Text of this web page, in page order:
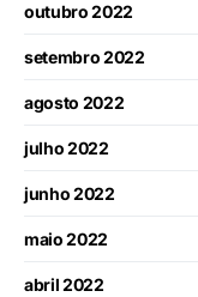
outubro 2022
setembro 2022
agosto 2022
julho 2022
junho 2022
maio 2022
abril 2022